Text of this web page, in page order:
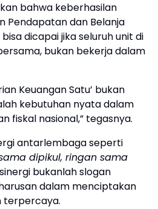
bahwa keberhasilan
Pendapatan dan Belanja
dicapai jika seluruh unit di
bukan bekerja dalam
Keuangan Satu’ bukan
kebutuhan nyata dalam
fiskal nasional,” tegasnya.
antarlembaga seperti
dipikul, ringan sama
bukanlah slogan
dalam menciptakan
terpercaya.